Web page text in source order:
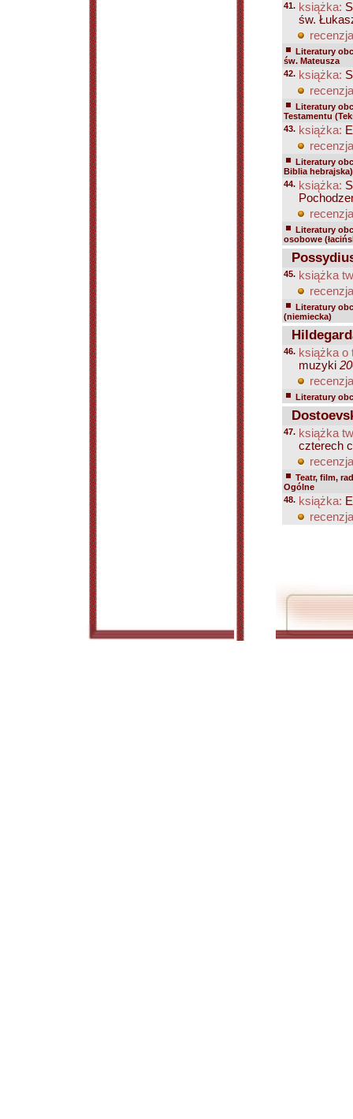
41. książka:
św.
Literatury
św. Mateusza
42. książka:
Literatury
Testamentu
43. książka:
Literatury
Biblia hebrajska)
44. książka:
Literatury
osobowe
45. książka
Literatury
(niemiecka)
46. książka o
muzyki
Literatury
47. książka
czterech
Teatr, film,
Ogólne
48. książka: